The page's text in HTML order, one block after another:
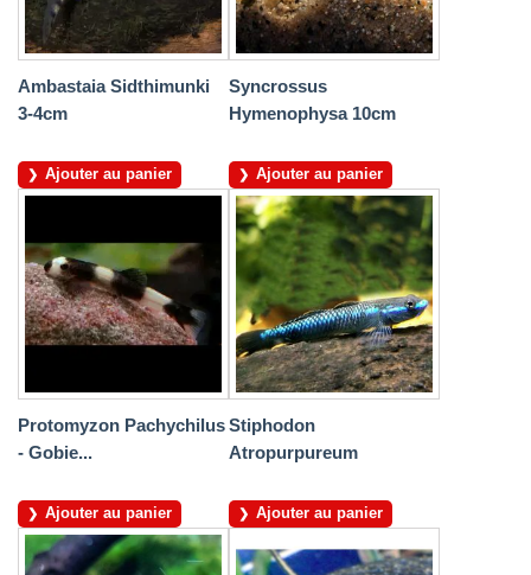
Ambastaia Sidthimunki
3-4cm
Ajouter au panier
Syncrossus
Hymenophysa 10cm
Ajouter au panier
Protomyzon Pachychilus
- Gobie...
Ajouter au panier
Stiphodon
Atropurpureum
Ajouter au panier